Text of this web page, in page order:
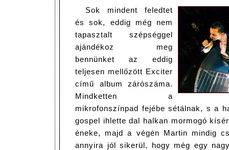
Sok mindent feledtet
és sok, eddig még nem
tapasztalt szépséggel
ajándékoz meg
bennünket az eddig
teljesen mellőzött Exciter
című album zárószáma.
Mindketten a
mikrofonszínpad fejébe sétálnak, s a
gospel ihlette dal halkan mormogó
éneke, majd a végén Martin mindig
annyira jól sikerül, hogy még egy